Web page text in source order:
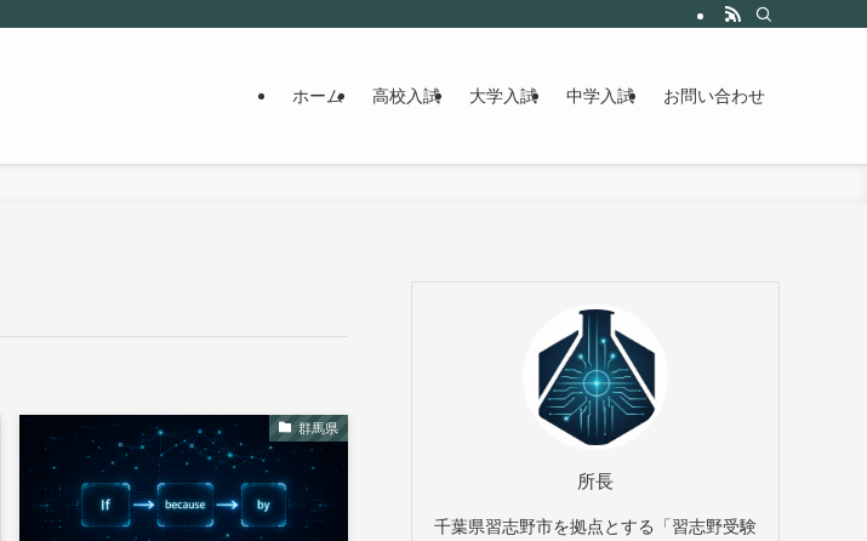
ホーム 高校入試 大学入試 中学入試 お問い合わせ
群馬県
所長
千葉県習志野市を拠点とする「習志野受験